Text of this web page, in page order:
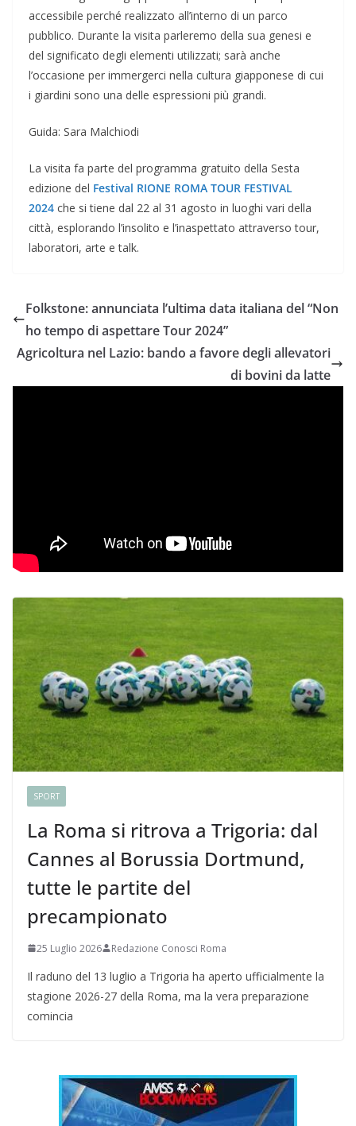
accessibile perché realizzato all’interno di un parco
pubblico. Durante la visita parleremo della sua genesi e
del significato degli elementi utilizzati; sarà anche
l’occasione per immergerci nella cultura giapponese di cui
i giardini sono una delle espressioni più grandi.
Guida: Sara Malchiodi
La visita fa parte del programma gratuito della Sesta
edizione del Festival RIONE ROMA TOUR FESTIVAL
2024 che si tiene dal 22 al 31 agosto in luoghi vari della
città, esplorando l’insolito e l’inaspettato attraverso tour,
laboratori, arte e talk.
Folkstone: annunciata l’ultima data italiana del “Non
ho tempo di aspettare Tour 2024”
Agricoltura nel Lazio: bando a favore degli allevatori
di bovini da latte
SPORT
La Roma si ritrova a Trigoria: dal
Cannes al Borussia Dortmund,
tutte le partite del
precampionato
25 Luglio 2026 Redazione Conosci Roma
Il raduno del 13 luglio a Trigoria ha aperto ufficialmente la
stagione 2026-27 della Roma, ma la vera preparazione
comincia